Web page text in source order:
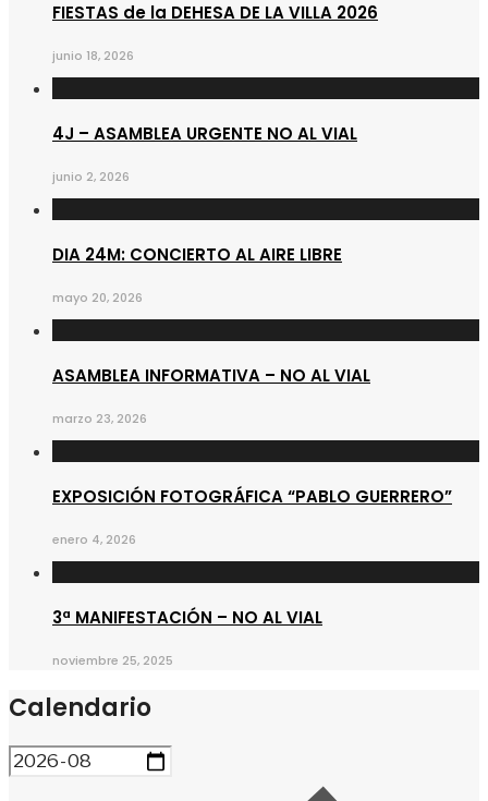
FIESTAS de la DEHESA DE LA VILLA 2026
junio 18, 2026
4J – ASAMBLEA URGENTE NO AL VIAL
junio 2, 2026
DIA 24M: CONCIERTO AL AIRE LIBRE
mayo 20, 2026
ASAMBLEA INFORMATIVA – NO AL VIAL
marzo 23, 2026
EXPOSICIÓN FOTOGRÁFICA “PABLO GUERRERO”
enero 4, 2026
3ª MANIFESTACIÓN – NO AL VIAL
noviembre 25, 2025
Calendario